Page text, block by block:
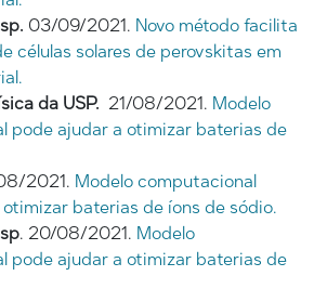
03/09/2021. Novo método facilita
células solares de perovskitas em
da USP. 21/08/2021. Modelo
pode ajudar a otimizar baterias de
2021. Modelo computacional
baterias de íons de sódio.
. 20/08/2021. Modelo
pode ajudar a otimizar baterias de